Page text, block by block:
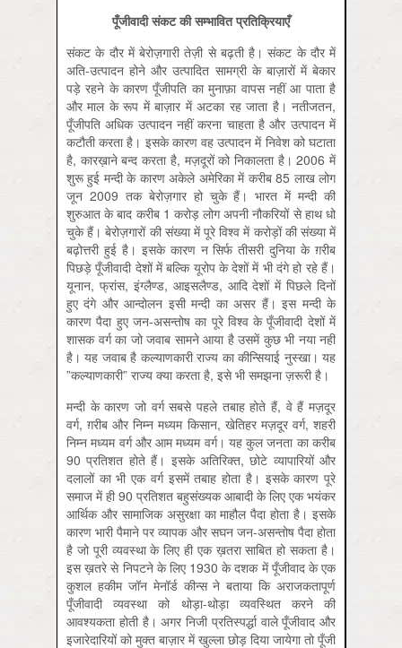
पूँजीवादी संकट की सम्भावित प्रतिक्रियाएँ
संकट के दौर में बेरोज़गारी तेज़ी से बढ़ती है। संकट के दौर में
अति-उत्पादन होने और उत्पादित सामग्री के बाज़ारों में बेकार
पड़े रहने के कारण पूँजीपति का मुनाफ़ा वापस नहीं आ पाता है
और माल के रूप में बाज़ार में अटका रह जाता है। नतीजतन,
पूँजीपति अधिक उत्पादन नहीं करना चाहता है और उत्पादन में
कटौती करता है। इसके कारण वह उत्पादन में निवेश को घटाता
है, कारख़ाने बन्द करता है, मज़दूरों को निकालता है। 2006 में
शुरू हुई मन्दी के कारण अकेले अमेरिका में करीब 85 लाख लोग
जून 2009 तक बेरोज़गार हो चुके हैं। भारत में मन्दी की
शुरुआत के बाद करीब 1 करोड़ लोग अपनी नौकरियों से हाथ धो
चुके हैं। बेरोज़गारों की संख्या में पूरे विश्व में करोड़ों की संख्या में
बढ़ोत्तरी हुई है। इसके कारण न सिर्फ तीसरी दुनिया के ग़रीब
पिछड़े पूँजीवादी देशों में बल्कि यूरोप के देशों में भी दंगे हो रहे हैं।
यूनान, फ्रांस, इंग्लैण्ड, आइसलैण्ड, आदि देशों में पिछले दिनों
हुए दंगे और आन्दोलन इसी मन्दी का असर हैं। इस मन्दी के
कारण पैदा हुए जन-असन्तोष का पूरे विश्व के पूँजीवादी देशों में
शासक वर्ग का जो जवाब सामने आया है उसमें कुछ भी नया नहीं
है। यह जवाब है कल्याणकारी राज्य का कीन्सियाई नुस्खा। यह
”कल्याणकारी” राज्य क्या करता है, इसे भी समझना ज़रूरी है।
मन्दी के कारण जो वर्ग सबसे पहले तबाह होते हैं, वे हैं मज़दूर
वर्ग, ग़रीब और निम्न मध्‍यम किसान, खेतिहर मज़दूर वर्ग, शहरी
निम्न मध्‍यम वर्ग और आम मध्‍यम वर्ग। यह कुल जनता का करीब
90 प्रतिशत होते हैं। इसके अतिरिक्त, छोटे व्यापारियों और
दलालों का भी एक वर्ग इसमें तबाह होता है। इसके कारण पूरे
समाज में ही 90 प्रतिशत बहुसंख्यक आबादी के लिए एक भयंकर
आर्थिक और सामाजिक असुरक्षा का माहौल पैदा होता है। इसके
कारण भारी पैमाने पर व्यापक और सघन जन-असन्तोष पैदा होता
है जो पूरी व्यवस्था के लिए ही एक ख़तरा साबित हो सकता है।
इस ख़तरे से निपटने के लिए 1930 के दशक में पूँजीवाद के एक
कुशल हकीम जॉन मेनॉर्ड कीन्स ने बताया कि अराजकतापूर्ण
पूँजीवादी व्यवस्था को थोड़ा-थोड़ा व्यवस्थित करने की
आवश्यकता होती है। अगर निजी प्रतिस्पर्द्धा वाले पूँजीवाद और
इजारेदारियों को मुक्त बाज़ार में खुल्ला छोड़ दिया जायेगा तो पूँजी